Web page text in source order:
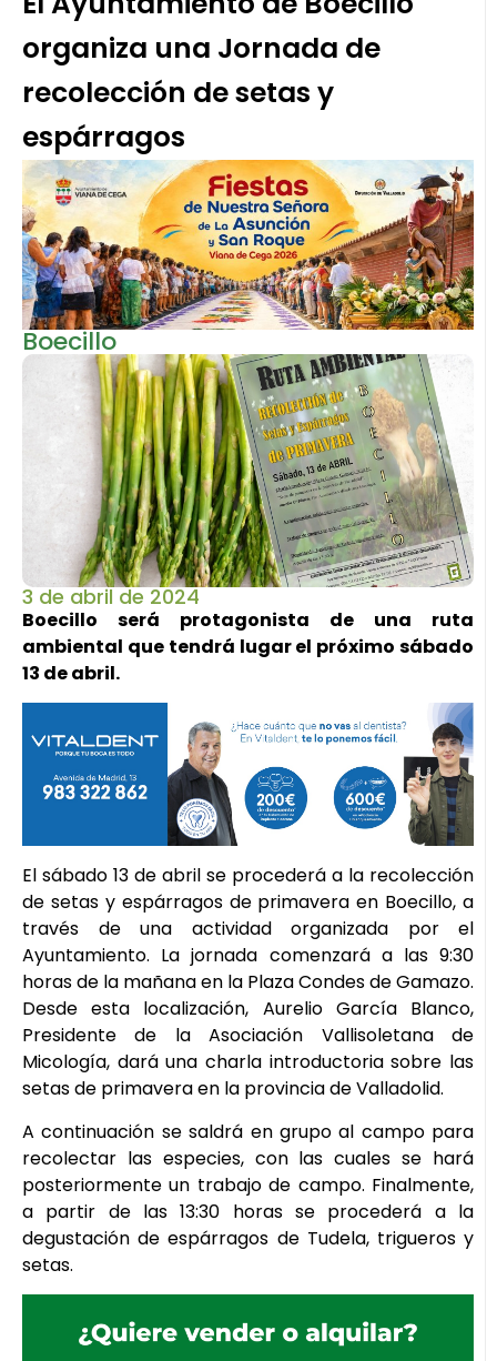
organiza una Jornada de
recolección de setas y
espárragos
Boecillo
3 de abril de 2024
Boecillo será protagonista de una ruta
ambiental que tendrá lugar el próximo sábado
13 de abril.
El sábado 13 de abril se procederá a la recolección
de setas y espárragos de primavera en Boecillo, a
través de una actividad organizada por el
Ayuntamiento. La jornada comenzará a las 9:30
horas de la mañana en la Plaza Condes de Gamazo.
Desde esta localización, Aurelio García Blanco,
Presidente de la Asociación Vallisoletana de
Micología, dará una charla introductoria sobre las
setas de primavera en la provincia de Valladolid.
A continuación se saldrá en grupo al campo para
recolectar las especies, con las cuales se hará
posteriormente un trabajo de campo. Finalmente,
a partir de las 13:30 horas se procederá a la
degustación de espárragos de Tudela, trigueros y
setas.